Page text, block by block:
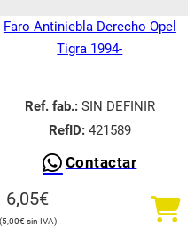
Faro Antiniebla Derecho Opel
Tigra 1994-
Ref. fab.:SIN DEFINIR
RefID:421589
Contactar
6,05€
5,00€